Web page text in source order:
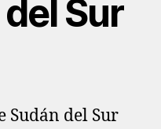
Sur
Sudán del Sur